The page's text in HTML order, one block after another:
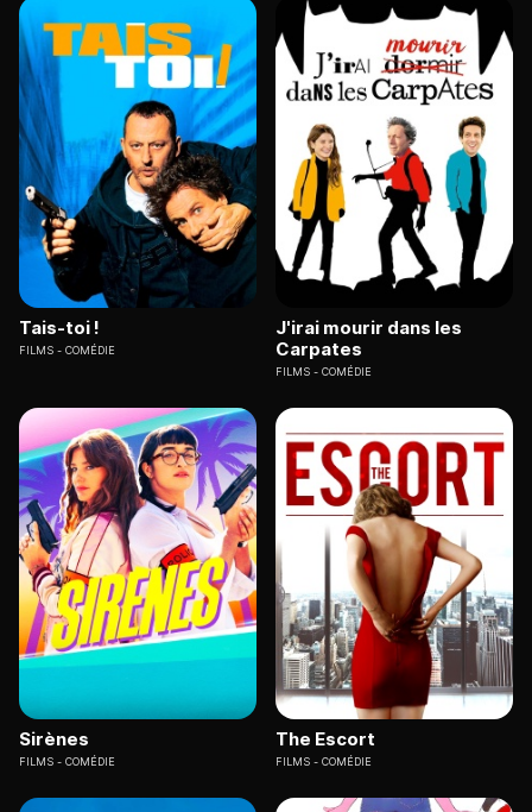
Tais-toi !
FILMS COMÉDIE
J'irai mourir dans les
Carpates
FILMS COMÉDIE
Sirènes
FILMS COMÉDIE
The Escort
FILMS COMÉDIE